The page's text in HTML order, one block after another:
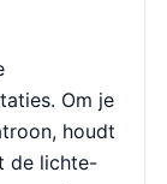
Om je
houdt
de lichte-